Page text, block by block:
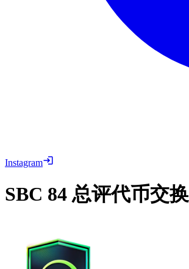
Instagram
SBC 84 总评代币交换